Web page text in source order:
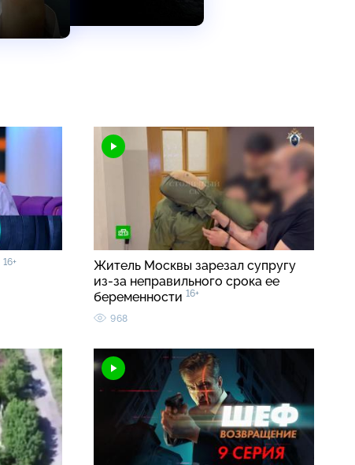
16+
Житель Москвы зарезал супругу
из-за неправильного срока ее
беременности 16+
968